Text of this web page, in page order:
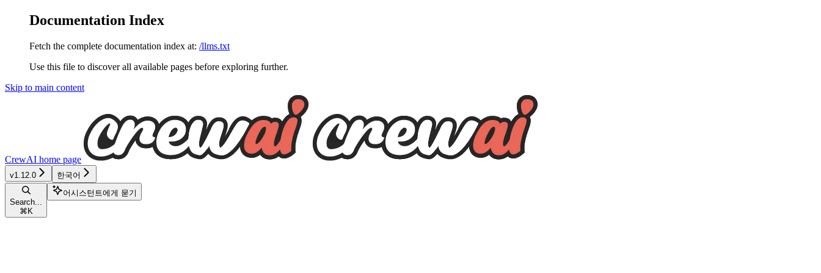
Documentation Index
Fetch the complete documentation index at: /llms.txt
Use this file to discover all available pages before exploring further.
Skip to main content
CrewAI home page
v1.12.0 한국어
Search...
⌘ K
어시스턴트에게 묻기